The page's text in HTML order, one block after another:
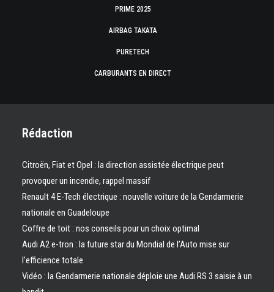
PRIME 2025
AIRBAG TAKATA
PURETECH
CARBURANTS EN DIRECT
Rédaction
Citroën, Fiat et Opel : la direction assistée électrique peut
provoquer un incendie, rappel massif
Renault 4 E-Tech électrique : nouvelle voiture de la Gendarmerie
nationale en Guadeloupe
Coffre de toit : nos conseils pour un choix optimal
Audi A2 e-tron : la future star du Mondial de l’Auto mise sur
l’efficience totale
Vidéo : la Gendarmerie nationale déploie une Audi RS 3 saisie à un